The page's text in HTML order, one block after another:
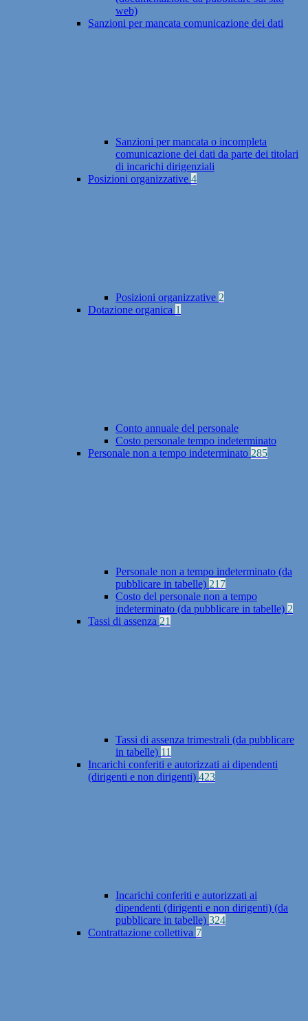
web)
Sanzioni per mancata comunicazione dei dati
Sanzioni per mancata o incompleta
comunicazione dei dati da parte dei titolari
di incarichi dirigenziali
Posizioni organizzative 4
Posizioni organizzative 2
Dotazione organica 1
Conto annuale del personale
Costo personale tempo indeterminato
Personale non a tempo indeterminato 285
Personale non a tempo indeterminato (da
pubblicare in tabelle) 217
Costo del personale non a tempo
indeterminato (da pubblicare in tabelle) 2
Tassi di assenza 21
Tassi di assenza trimestrali (da pubblicare
in tabelle) 11
Incarichi conferiti e autorizzati ai dipendenti
(dirigenti e non dirigenti) 423
Incarichi conferiti e autorizzati ai
dipendenti (dirigenti e non dirigenti) (da
pubblicare in tabelle) 324
Contrattazione collettiva 7